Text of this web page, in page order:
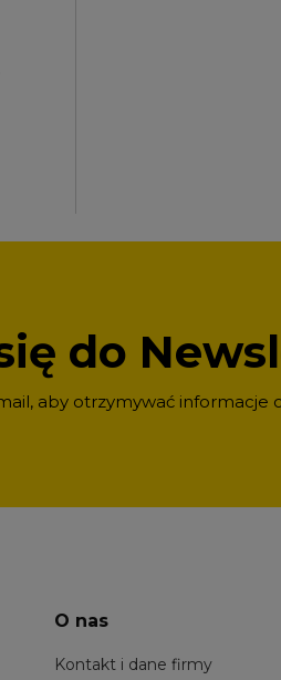
do
aby otrzymywać informacje
O nas
Kontakt i dane firmy